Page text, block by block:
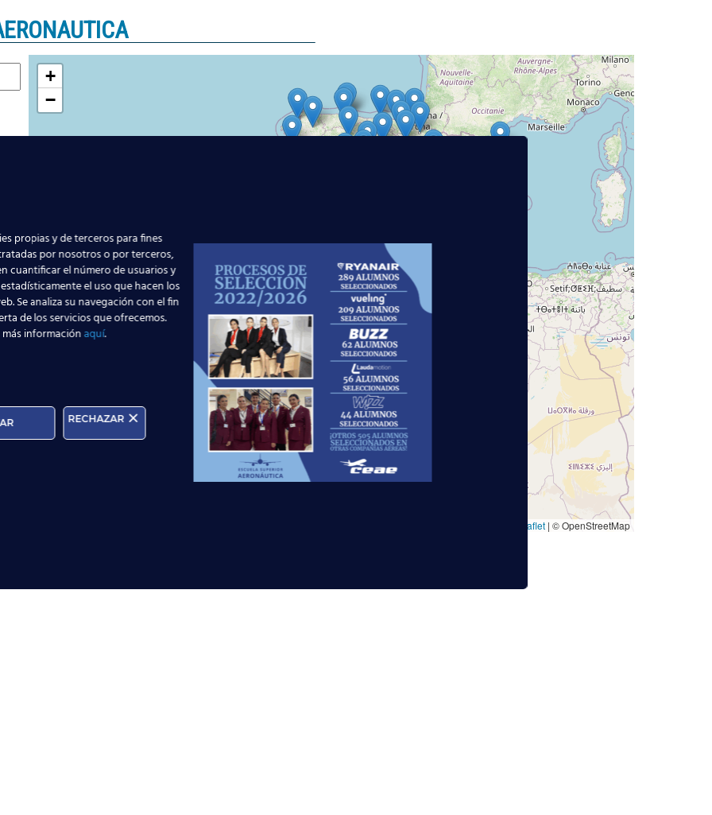
+
−
Leaflet | © OpenStreetMap
propias y de terceros para fines
por nosotros o por terceros,
cuantificar el número de usuarios y
el uso que hacen los
Se analiza su navegación con el fin
de los servicios que ofrecemos.
informaciónaquí.
RECHAZAR